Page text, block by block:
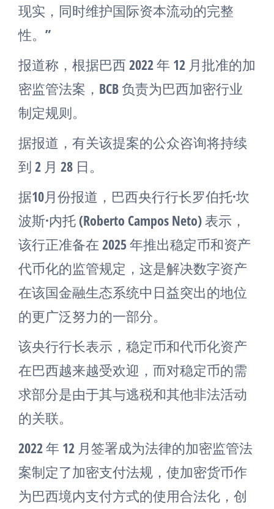
现实，同时维护国际资本流动的完整
性。”
报道称，根据巴西 2022 年 12 月批准的加
密监管法案，BCB 负责为巴西加密行业
制定规则。
据报道，有关该提案的公众咨询将持续
到 2 月 28 日。
据10月份报道，巴西央行行长罗伯托·坎
波斯·内托 (Roberto Campos Neto) 表示，
该行正准备在 2025 年推出稳定币和资产
代币化的监管规定，这是解决数字资产
在该国金融生态系统中日益突出的地位
的更广泛努力的一部分。
该央行行长表示，稳定币和代币化资产
在巴西越来越受欢迎，而对稳定币的需
求部分是由于其与逃税和其他非法活动
的关联。
2022 年 12 月签署成为法律的加密监管法
案制定了加密支付法规，使加密货币作
为巴西境内支付方式的使用合法化，创